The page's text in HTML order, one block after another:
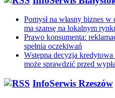
Pomysł na własny biznes
ma szansę na lokalnym
Prawo konsumenta:
spełnia oczekiwań
Wstępna decyzja
może sprawdzić przed
InfoSerwis Rzeszów